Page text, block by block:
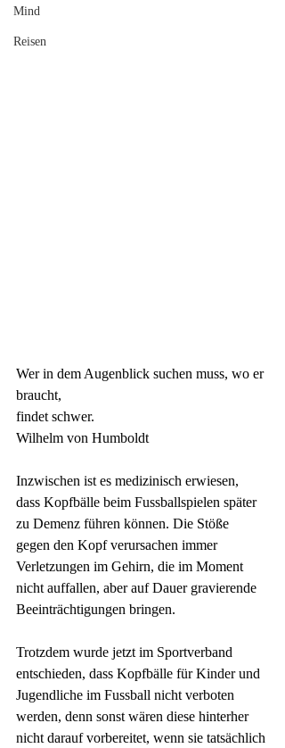
Mind
Reisen
Wer in dem Augenblick suchen muss, wo er
braucht,
findet schwer.
Wilhelm von Humboldt
Inzwischen ist es medizinisch erwiesen,
dass Kopfbälle beim Fussballspielen später
zu Demenz führen können. Die Stöße
gegen den Kopf verursachen immer
Verletzungen im Gehirn, die im Moment
nicht auffallen, aber auf Dauer gravierende
Beeinträchtigungen bringen.
Trotzdem wurde jetzt im Sportverband
entschieden, dass Kopfbälle für Kinder und
Jugendliche im Fussball nicht verboten
werden, denn sonst wären diese hinterher
nicht darauf vorbereitet, wenn sie tatsächlich